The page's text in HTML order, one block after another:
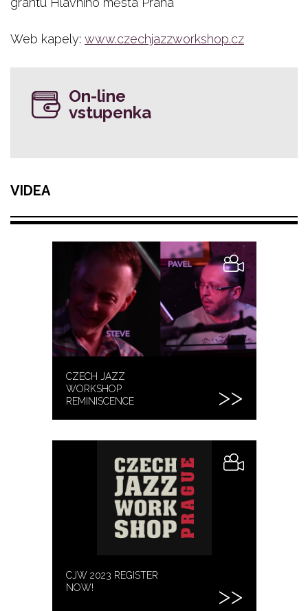
Web kapely: www.czechjazzworkshop.cz
On-line
vstupenka
VIDEA
CZECH JAZZ
WORKSHOP
REMINISCENCE
CJW 2023 REGISTER
NOW!